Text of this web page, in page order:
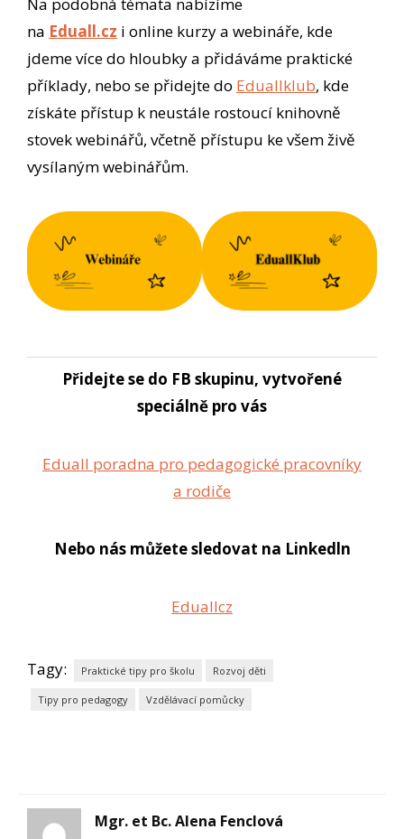
na Eduall.cz i online kurzy a webináře, kde
jdeme více do hloubky a přidáváme praktické
příklady, nebo se přidejte do Eduallklub, kde
získáte přístup k neustále rostoucí knihovně
stovek webinářů, včetně přístupu ke všem živě
vysílaným webinářům.
Přidejte se do FB skupinu, vytvořené
speciálně pro vás
Eduall poradna pro pedagogické pracovníky
a rodiče
Nebo nás můžete sledovat na Linkedln
Eduallcz
Tagy: Praktické tipy pro školu Rozvoj děti
Tipy pro pedagogy Vzdělávací pomůcky
Mgr. et Bc. Alena Fenclová